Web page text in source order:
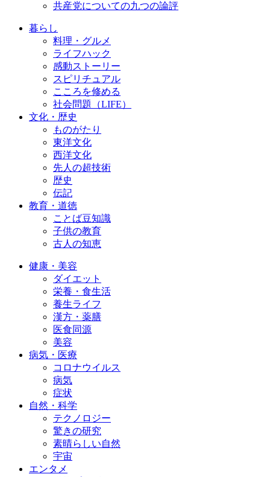
共産党についての九つの論評
暮らし
料理・グルメ
ライフハック
感動ストーリー
スピリチュアル
こころを修める
社会問題（LIFE）
文化・歴史
ものがたり
東洋文化
西洋文化
先人の超技術
歴史
伝記
教育・道徳
ことば豆知識
子供の教育
古人の知恵
健康・美容
ダイエット
栄養・食生活
養生ライフ
漢方・薬膳
医食同源
美容
病気・医療
コロナウイルス
病気
症状
自然・科学
テクノロジー
驚きの研究
素晴らしい自然
宇宙
エンタメ